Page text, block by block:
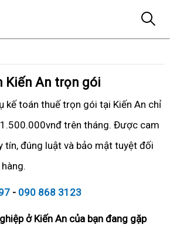
Kiến An trọn gói
kế toán thuế trọn gói tại Kiến An chỉ
trên tháng. Được cam
tín, đúng luật và bảo mật tuyệt đối
- 090 868 3123
ở Kiến An của bạn đang gặp